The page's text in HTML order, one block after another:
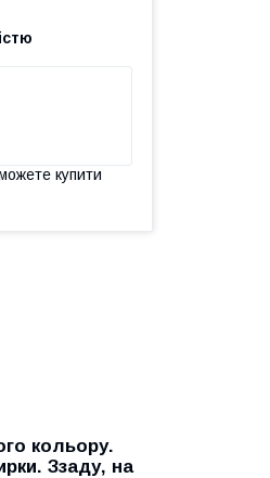
купити
кольору.
Ззаду, на